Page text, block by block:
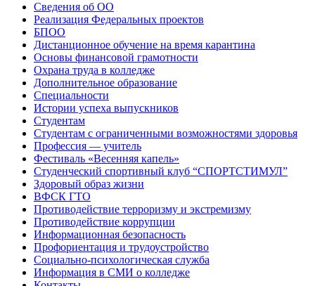
Сведения об ОО
Реализация Федеральных проектов
БПОО
Дистанционное обучение на время карантина
Основы финансовой грамотности
Охрана труда в колледже
Дополнительное образование
Специальности
Истории успеха выпускников
Студентам
Студентам с ограниченными возможностями здоровья
Профессия — учитель
Фестиваль «Весенняя капель»
Студенческий спортивный клуб “СПОРТСТИМУЛ”
Здоровый образ жизни
ВФСК ГТО
Противодействие терроризму и экстремизму
Противодействие коррупции
Информационная безопасность
Профориентация и трудоустройство
Социально-психологическая служба
Информация в СМИ о колледже